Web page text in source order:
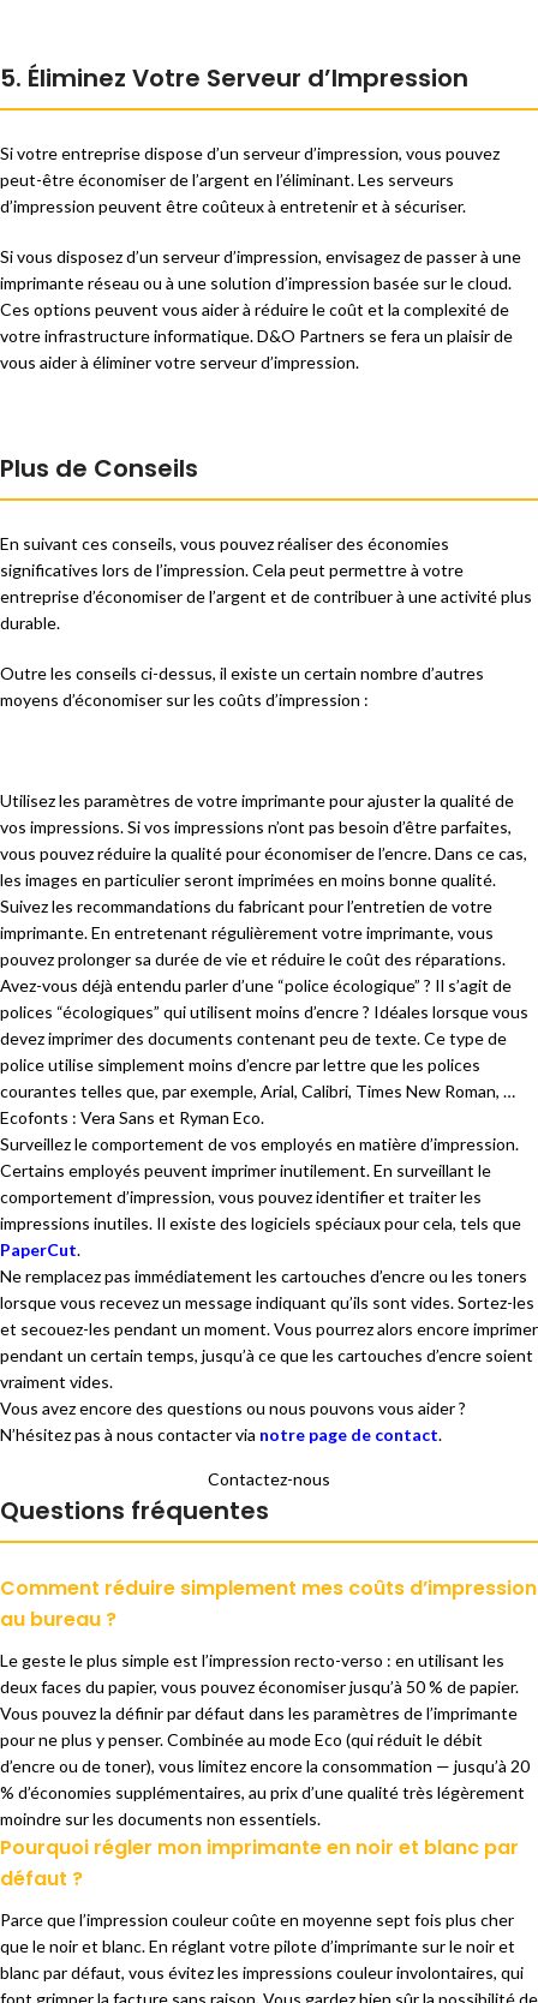
5. Éliminez Votre Serveur d’Impression
Si votre entreprise dispose d’un serveur d’impression, vous pouvez
peut-être économiser de l’argent en l’éliminant. Les serveurs
d’impression peuvent être coûteux à entretenir et à sécuriser.
Si vous disposez d’un serveur d’impression, envisagez de passer à une
imprimante réseau ou à une solution d’impression basée sur le cloud.
Ces options peuvent vous aider à réduire le coût et la complexité de
votre infrastructure informatique. D&O Partners se fera un plaisir de
vous aider à éliminer votre serveur d’impression.
Plus de Conseils
En suivant ces conseils, vous pouvez réaliser des économies
significatives lors de l’impression. Cela peut permettre à votre
entreprise d’économiser de l’argent et de contribuer à une activité plus
durable.
Outre les conseils ci-dessus, il existe un certain nombre d’autres
moyens d’économiser sur les coûts d’impression :
Utilisez les paramètres de votre imprimante pour ajuster la qualité de
vos impressions. Si vos impressions n’ont pas besoin d’être parfaites,
vous pouvez réduire la qualité pour économiser de l’encre. Dans ce cas,
les images en particulier seront imprimées en moins bonne qualité.
Suivez les recommandations du fabricant pour l’entretien de votre
imprimante. En entretenant régulièrement votre imprimante, vous
pouvez prolonger sa durée de vie et réduire le coût des réparations.
Avez-vous déjà entendu parler d’une “police écologique” ? Il s’agit de
polices “écologiques” qui utilisent moins d’encre ? Idéales lorsque vous
devez imprimer des documents contenant peu de texte. Ce type de
police utilise simplement moins d’encre par lettre que les polices
courantes telles que, par exemple, Arial, Calibri, Times New Roman, …
Ecofonts : Vera Sans et Ryman Eco.
Surveillez le comportement de vos employés en matière d’impression.
Certains employés peuvent imprimer inutilement. En surveillant le
comportement d’impression, vous pouvez identifier et traiter les
impressions inutiles. Il existe des logiciels spéciaux pour cela, tels que
PaperCut.
Ne remplacez pas immédiatement les cartouches d’encre ou les toners
lorsque vous recevez un message indiquant qu’ils sont vides. Sortez-les
et secouez-les pendant un moment. Vous pourrez alors encore imprimer
pendant un certain temps, jusqu’à ce que les cartouches d’encre soient
vraiment vides.
Vous avez encore des questions ou nous pouvons vous aider ?
N’hésitez pas à nous contacter via notre page de contact.
Contactez-nous
Questions fréquentes
Comment réduire simplement mes coûts d’impression
au bureau ?
Le geste leplus simple est l’impression recto-verso : en utilisant les
deux faces du papier, vous pouvez économiser jusqu’à 50 % de papier.
Vous pouvez la définir par défaut dans les paramètres de l’imprimante
pour ne plus y penser. Combinée au mode Eco (qui réduit le débit
d’encre ou de toner), vous limitez encore la consommation — jusqu’à 20
% d’économies supplémentaires, au prix d’une qualitétrès légèrement
moindre sur les documents non essentiels.
Pourquoi régler mon imprimante en noir et blanc par
défaut ?
Parce quel’impression couleur coûte en moyenne sept fois plus cher
que le noir et blanc. En réglant votrepilote d’imprimante sur le noir et
blancpar défaut, vous évitezles impressions couleurinvolontaires, qui